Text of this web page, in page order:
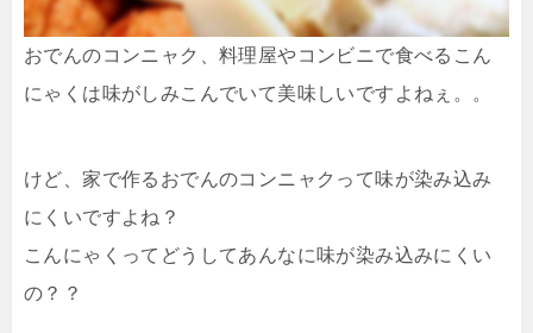
おでんのコンニャク、料理屋やコンビニで食べるこん
にゃくは味がしみこんでいて美味しいですよねぇ。。
けど、家で作るおでんのコンニャクって味が染み込み
にくいですよね？
こんにゃくってどうしてあんなに味が染み込みにくい
の？？